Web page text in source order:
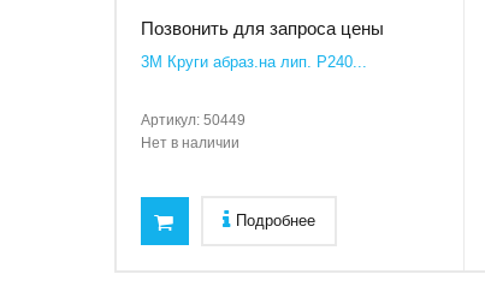
Позвонить для запроса цены
3M Круги абраз.на лип. Р240...
Артикул: 50449
Нет в наличии
Подробнее